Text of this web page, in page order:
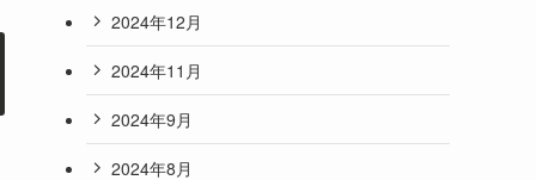
2024年12月
2024年11月
2024年9月
2024年8月